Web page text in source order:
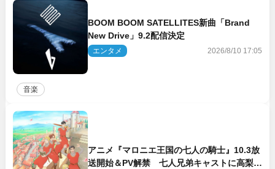
BOOM BOOM SATELLITES新曲「Brand
New Drive」9.2配信決定
エンタメ 2026/8/10 17:05
音楽
アニメ『マロニエ王国の七人の騎士』10.3放
送開始＆PV解禁 七人兄弟キャストに高梨謙